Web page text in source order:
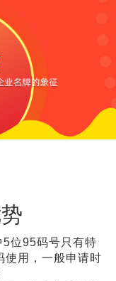
品牌，号码
号码
更好
更优
位95码号只有特
使用，一般申请时